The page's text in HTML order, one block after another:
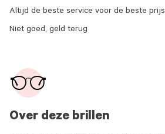
Over deze brillen
Altijd de beste service voor de beste prijs
Niet goed, geld terug